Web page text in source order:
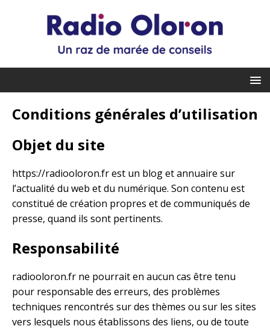
Conditions générales d’utilisation
Objet du site
https://radiooloron.fr est un blog et annuaire sur
l’actualité du web et du numérique. Son contenu est
constitué de création propres et de communiqués de
presse, quand ils sont pertinents.
Responsabilité
radiooloron.fr ne pourrait en aucun cas être tenu
pour responsable des erreurs, des problèmes
techniques rencontrés sur des thèmes ou sur les sites
vers lesquels nous établissons des liens, ou de toute